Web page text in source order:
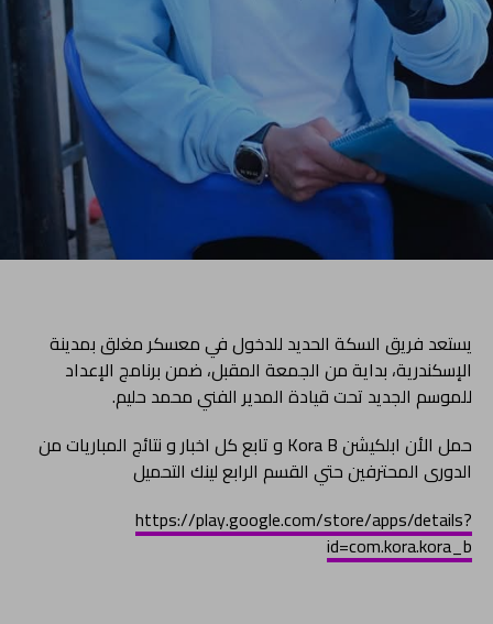
يستعد فريق السكة الحديد للدخول في معسكر مغلق بمدينة
الإسكندرية، بداية من الجمعة المقبل، ضمن برنامج الإعداد
للموسم الجديد تحت قيادة المدير الفني محمد حليم.
حمل الأن ابلكيشن Kora B و تابع كل اخبار و نتائج المباريات من
الدورى المحترفين حتي القسم الرابع لينك التحميل
https://play.google.com/store/apps/details?
id=com.kora.kora_b